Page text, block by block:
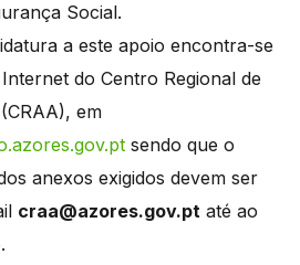
Social.
a este apoio encontra-se
do Centro Regional de
em
sendo que o
anexos exigidos devem ser
craa@azores.gov.pt até ao